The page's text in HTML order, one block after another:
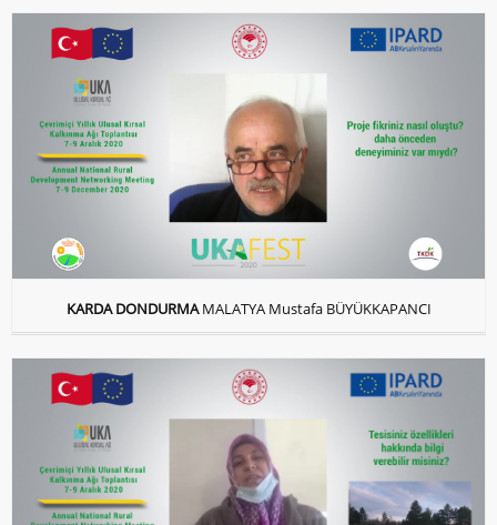
KARDA DONDURMA MALATYA Mustafa BÜYÜKKAPANCI